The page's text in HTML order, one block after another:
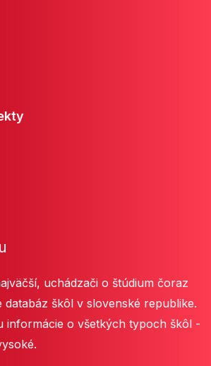
uchádzači o štúdium čoraz
databáz škôl v slovenské republike.
informácie o všetkých typoch škôl -